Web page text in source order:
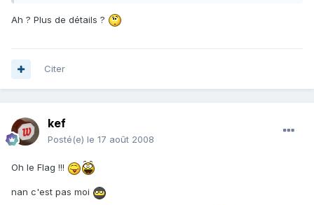
Ah ? Plus de détails ?
Citer
kef
Posté(e) le 17 août 2008
Oh le Flag !!!
nan c'est pas moi